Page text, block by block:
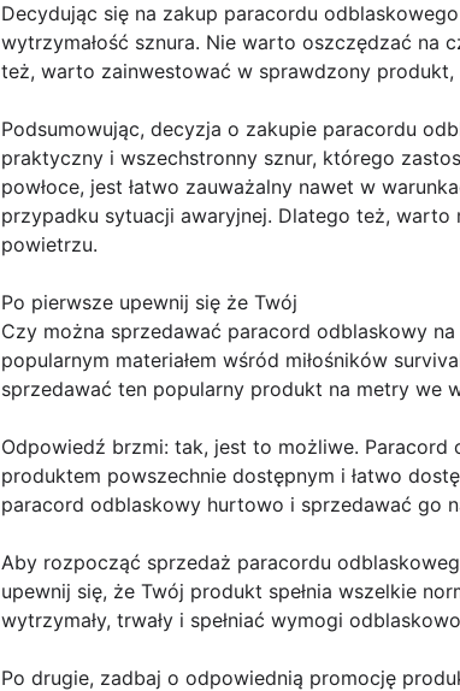
Decydując się na zakup paracordu
wytrzymałość sznura. Nie warto oszczędzać na
też, warto zainwestować w sprawdzony
Podsumowując, decyzja o zakupie paracordu
praktyczny i wszechstronny sznur, którego
powłoce, jest łatwo zauważalny nawet w
przypadku sytuacji awaryjnej. Dlatego też,
powietrzu.
Po pierwsze upewnij się że Twój
Czy można sprzedawać paracord odblaskowy
popularnym materiałem wśród miłośników
sprzedawać ten popularny produkt na metry we
Odpowiedź brzmi: tak, jest to możliwe.
produktem powszechnie dostępnym i łatwo
paracord odblaskowy hurtowo i sprzedawać go
Aby rozpocząć sprzedaż paracordu
upewnij się, że Twój produkt spełnia wszelkie
wytrzymały, trwały i spełniać wymogi
Po drugie, zadbaj o odpowiednią promocję